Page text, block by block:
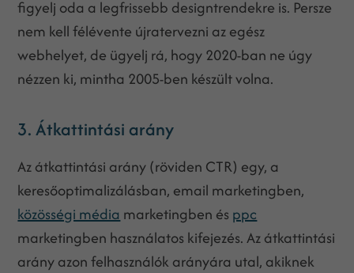
figyelj oda a legfrissebb designtrendekre is. Persze
nem kell félévente újratervezni az egész
webhelyet, de ügyelj rá, hogy 2020-ban ne úgy
nézzen ki, mintha 2005-ben készült volna.
3. Átkattintási arány
Az átkattintási arány (röviden CTR) egy, a
keresőoptimalizálásban, email marketingben,
közösségi média marketingben és ppc
marketingben használatos kifejezés. Az átkattintási
arány azon felhasználók arányára utal, akiknek